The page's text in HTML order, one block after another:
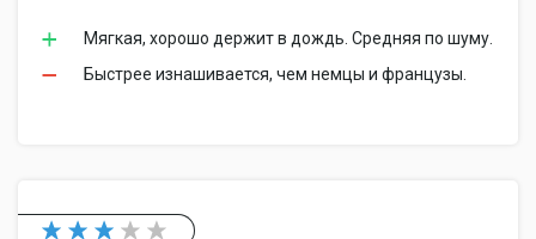
Мягкая, хорошо держит в дождь. Средняя по шуму.
Быстрее изнашивается, чем немцы и французы.